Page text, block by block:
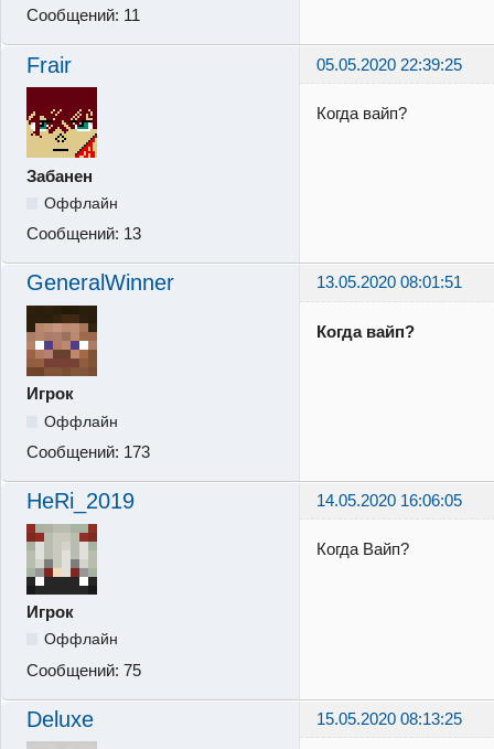
Сообщений: 11
Frair 05.05.2020 22:39:25
Забанен
Оффлайн
Сообщений: 13
Когда вайп?
GeneralWinner 13.05.2020 08:01:51
Игрок
Оффлайн
Сообщений: 173
Когда вайп?
HeRi_2019 14.05.2020 16:06:05
Игрок
Оффлайн
Сообщений: 75
Когда Вайп?
Deluxe 15.05.2020 08:13:25